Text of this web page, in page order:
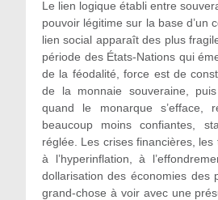
Le lien logique établi entre
pouvoir légitime sur la base d’un
lien social apparaît des plus
période des États-Nations qui
de la féodalité, force est de
de la monnaie souveraine,
quand le monarque s’efface,
beaucoup moins confiantes,
réglée. Les crises financières,
à l’hyperinflation, à
dollarisation des économies des
grand-chose à voir avec une